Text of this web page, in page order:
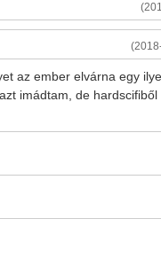
az ember elvárna egy
imádtam, de